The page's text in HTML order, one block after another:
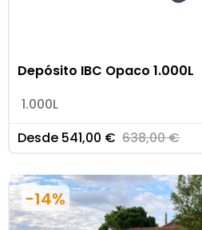
Depósito IBC Opaco 1.000L
1.000L
Desde 541,00 € 638,00€
-14%